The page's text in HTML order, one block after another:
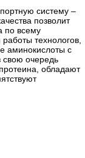
систему –
позволит
по всему
технологов,
аминокислоты с
свою очередь
обладают